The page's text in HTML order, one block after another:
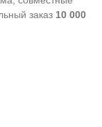
заказ 10 000